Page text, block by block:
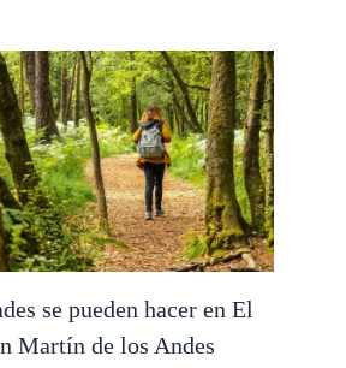
se pueden hacer en El
Martín de los Andes